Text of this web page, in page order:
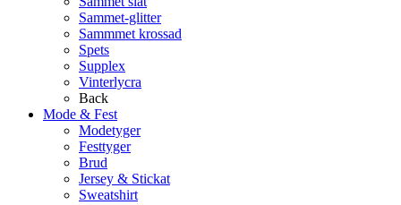
Sammet-glitter
Sammmet krossad
Spets
Supplex
Vinterlycra
Back
Mode & Fest
Modetyger
Festtyger
Brud
Jersey & Stickat
Sweatshirt